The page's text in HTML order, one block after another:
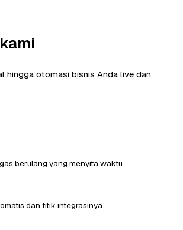
hingga otomasi bisnis Anda live dan
berulang yang menyita waktu.
dan titik integrasinya.